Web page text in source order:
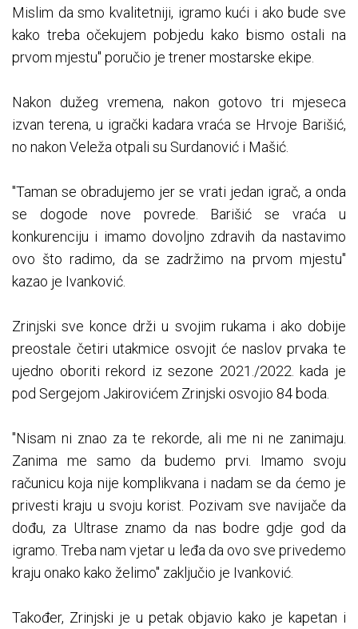
Mislim da smo kvalitetniji, igramo kući i ako bude sve
kako treba očekujem pobjedu kako bismo ostali na
prvom mjestu" poručio je trener mostarske ekipe.
Nakon dužeg vremena, nakon gotovo tri mjeseca
izvan terena, u igrački kadara vraća se Hrvoje Barišić,
no nakon Veleža otpali su Surdanović i Mašić.
"Taman se obradujemo jer se vrati jedan igrač, a onda
se dogode nove povrede. Barišić se vraća u
konkurenciju i imamo dovoljno zdravih da nastavimo
ovo što radimo, da se zadržimo na prvom mjestu"
kazao je Ivanković.
Zrinjski sve konce drži u svojim rukama i ako dobije
preostale četiri utakmice osvojit će naslov prvaka te
ujedno oboriti rekord iz sezone 2021./2022. kada je
pod Sergejom Jakirovićem Zrinjski osvojio 84 boda.
"Nisam ni znao za te rekorde, ali me ni ne zanimaju.
Zanima me samo da budemo prvi. Imamo svoju
računicu koja nije komplikvana i nadam se da ćemo je
privesti kraju u svoju korist. Pozivam sve navijače da
dođu, za Ultrase znamo da nas bodre gdje god da
igramo. Treba nam vjetar u leđa da ovo sve privedemo
kraju onako kako želimo" zaključio je Ivanković.
Također, Zrinjski je u petak objavio kako je kapetan i